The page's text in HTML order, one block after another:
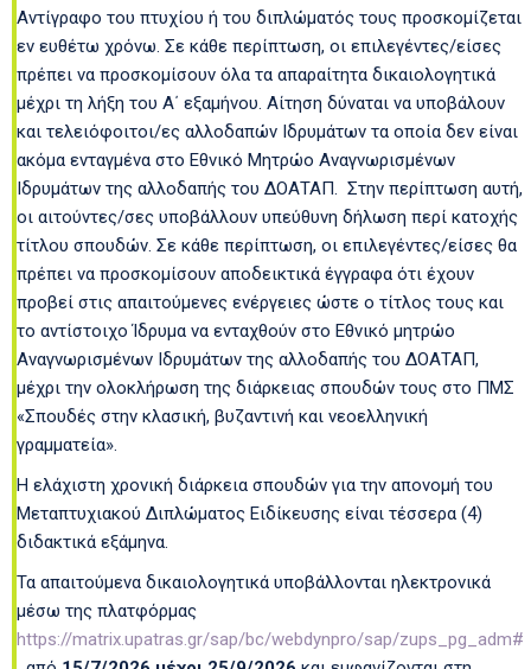
Αντίγραφο του πτυχίου ή του διπλώματός τους προσκομίζεται
εν ευθέτω χρόνω. Σε κάθε περίπτωση, οι επιλεγέντες/είσες
πρέπει να προσκομίσουν όλα τα απαραίτητα δικαιολογητικά
μέχρι τη λήξη του Α΄ εξαμήνου. Αίτηση δύναται να υποβάλουν
και τελειόφοιτοι/ες αλλοδαπών Ιδρυμάτων τα οποία δεν είναι
ακόμα ενταγμένα στο Εθνικό Μητρώο Αναγνωρισμένων
Ιδρυμάτων της αλλοδαπής του ΔΟΑΤΑΠ. Στην περίπτωση αυτή,
οι αιτούντες/σες υποβάλλουν υπεύθυνη δήλωση περί κατοχής
τίτλου σπουδών. Σε κάθε περίπτωση, οι επιλεγέντες/είσες θα
πρέπει να προσκομίσουν αποδεικτικά έγγραφα ότι έχουν
προβεί στις απαιτούμενες ενέργειες ώστε ο τίτλος τους και
το αντίστοιχο Ίδρυμα να ενταχθούν στο Εθνικό μητρώο
Αναγνωρισμένων Ιδρυμάτων της αλλοδαπής του ΔΟΑΤΑΠ,
μέχρι την ολοκλήρωση της διάρκειας σπουδών τους στο ΠΜΣ
«Σπουδές στην κλασική, βυζαντινή και νεοελληνική
γραμματεία».
Η ελάχιστη χρονική διάρκεια σπουδών για την απονομή του
Μεταπτυχιακού Διπλώματος Ειδίκευσης είναι τέσσερα (4)
διδακτικά εξάμηνα.
Τα απαιτούμενα δικαιολογητικά υποβάλλονται ηλεκτρονικά
μέσω της πλατφόρμας
https://matrix.upatras.gr/sap/bc/webdynpro/sap/zups_pg_adm#